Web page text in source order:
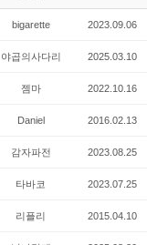
bigarette 2023.09.06
야곱의사다리 2025.03.10
젬마 2022.10.16
Daniel 2016.02.13
감자파전 2023.08.25
타바코 2023.07.25
리플리 2015.04.10